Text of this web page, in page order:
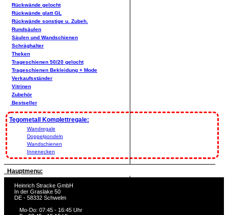
Rückwände gelocht
Rückwände glatt GL
Rückwände sonstige u. Zubeh.
Rundsäulen
Säulen und Wandschienen
Schräghalter
Theken
Trageschienen 50/20 gelocht
Trageschienen Bekleidung + Mode
Verkaufsständer
Vitrinen
Zubehör
Bestseller
Tegometall Komplettregale:
Wandregale
Doppelgondeln
Wandschienen
Innenecken
Hauptmenu:
Heinrich Stracke GmbH
In der Graslake 50
DE - 58332 Schwelm
Mo-Do: 07:45 - 16:45 Uhr